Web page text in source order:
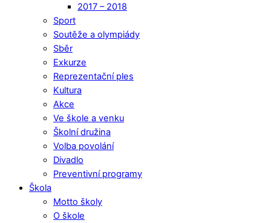
2017 – 2018
Sport
Soutěže a olympiády
Sběr
Exkurze
Reprezentační ples
Kultura
Akce
Ve škole a venku
Školní družina
Volba povolání
Divadlo
Preventivní programy
Škola
Motto školy
O škole